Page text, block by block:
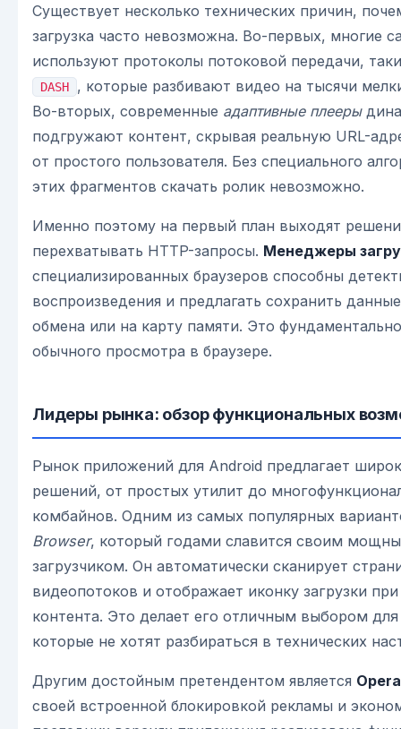
Существует несколько технических причин,
загрузка часто невозможна. Во-первых, многие
используют протоколы потоковой передачи,
DASH
, которые разбивают видео на тысячи
Во-вторых, современные адаптивные плееры
подгружают контент, скрывая реальную URL-
от простого пользователя. Без специального
этих фрагментов скачать ролик невозможно.
Именно поэтому на первый план выходят
перехватывать HTTP-запросы. Менеджеры
специализированных браузеров способны
воспроизведения и предлагать сохранить
обмена или на карту памяти. Это
обычного просмотра в браузере.
Лидеры рынка: обзор функциональных
Рынок приложений для Android предлагает
решений, от простых утилит до
комбайнов. Одним из самых популярных
Browser, который годами славится своим
загрузчиком. Он автоматически сканирует
видеопотоков и отображает иконку загрузки
контента. Это делает его отличным выбором
которые не хотят разбираться в технических
Другим достойным претендентом является Opera
своей встроенной блокировкой рекламы и